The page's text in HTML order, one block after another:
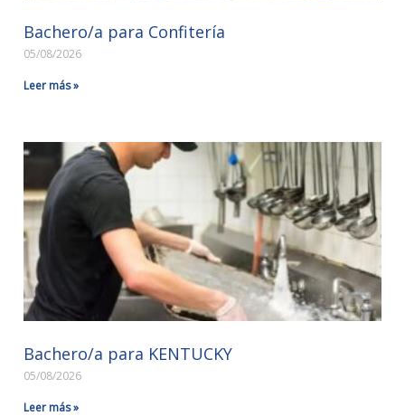
Bachero/a para Confitería
05/08/2026
Leer más »
Bachero/a para KENTUCKY
05/08/2026
Leer más »